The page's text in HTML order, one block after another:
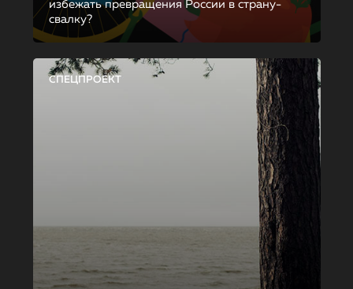
избежать превращения России в страну-
свалку?
СПЕЦПРОЕКТ